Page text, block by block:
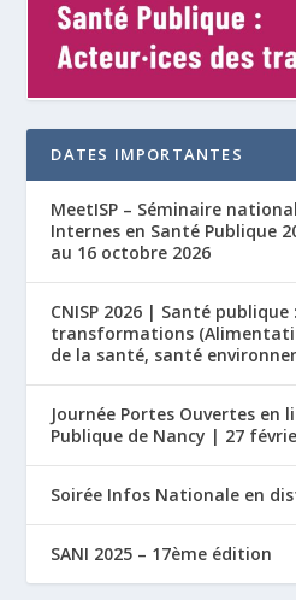
DATES IMPORTANTES
MeetISP – Séminaire
Internes en Santé Publique
au 16 octobre 2026
CNISP 2026 | Santé
transformations
de la santé, santé
Journée Portes Ouvertes en
Publique de Nancy | 27
Soirée Infos Nationale en
SANI 2025 – 17ème édition